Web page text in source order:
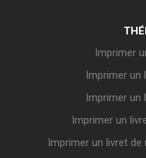
Imprimer
Imprimer un
Imprimer un
Imprimer un
Imprimer un livret